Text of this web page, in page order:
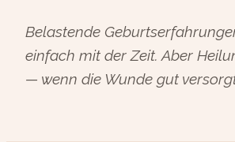
Belastende
einfach mit der Zeit. Aber
— wenn die Wunde gut